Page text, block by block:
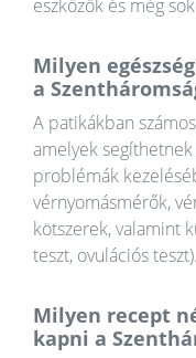
eszközök és még
Milyen
a
A patikákban
amelyek
problémák
vérnyomásmérők,
kötszerek, valamint
teszt, ovulációs teszt).
Milyen recept
kapni a